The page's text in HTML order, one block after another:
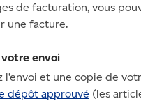
de facturation, vous
une facture.
votre envoi
l’envoi et une copie de
dépôt approuvé (les